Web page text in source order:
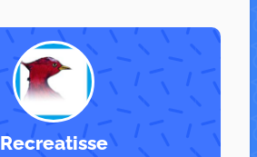
Recreatisse